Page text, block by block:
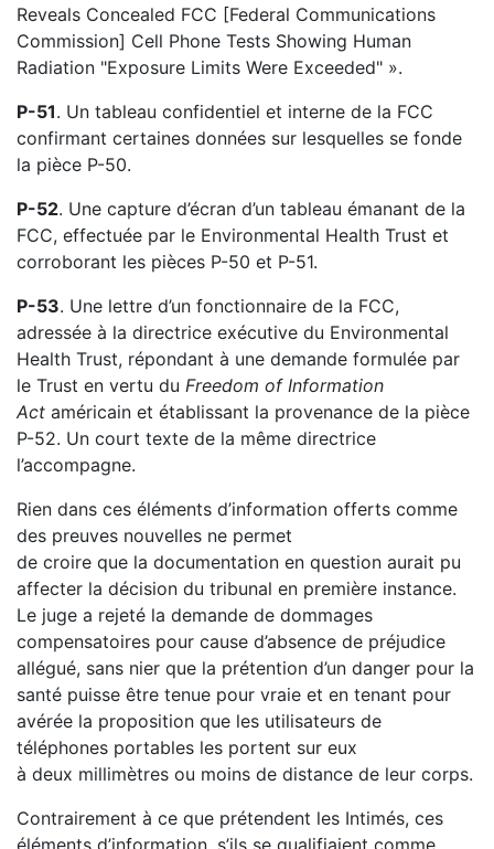
Reveals Concealed FCC [Federal Communications
Commission] Cell Phone Tests Showing Human
Radiation "Exposure Limits Were Exceeded" ».
P-51. Un tableau confidentiel et interne de la FCC
confirmant certaines données sur lesquelles se fonde
la pièce P-50.
P-52. Une capture d’écran d’un tableau émanant de la
FCC, effectuée par le Environmental Health Trust et
corroborant les pièces P-50 et P-51.
P-53. Une lettre d’un fonctionnaire de la FCC,
adressée à la directrice exécutive du Environmental
Health Trust, répondant à une demande formulée par
le Trust en vertu du Freedom of Information
Act américain et établissant la provenance de la pièce
P-52. Un court texte de la même directrice
l’accompagne.
Rien dans ces éléments d’information offerts comme
des preuves nouvelles ne permet
de croire que la documentation en question aurait pu
affecter la décision du tribunal en première instance.
Le juge a rejeté la demande de dommages
compensatoires pour cause d’absence de préjudice
allégué, sans nier que la prétention d’un danger pour la
santé puisse être tenue pour vraie et en tenant pour
avérée la proposition que les utilisateurs de
téléphones portables les portent sur eux
à deux millimètres ou moins de distance de leur corps.
Contrairement à ce que prétendent les Intimés, ces
éléments d’information, s’ils se qualifiaient comme